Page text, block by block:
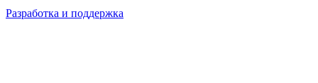
Разработка и поддержка